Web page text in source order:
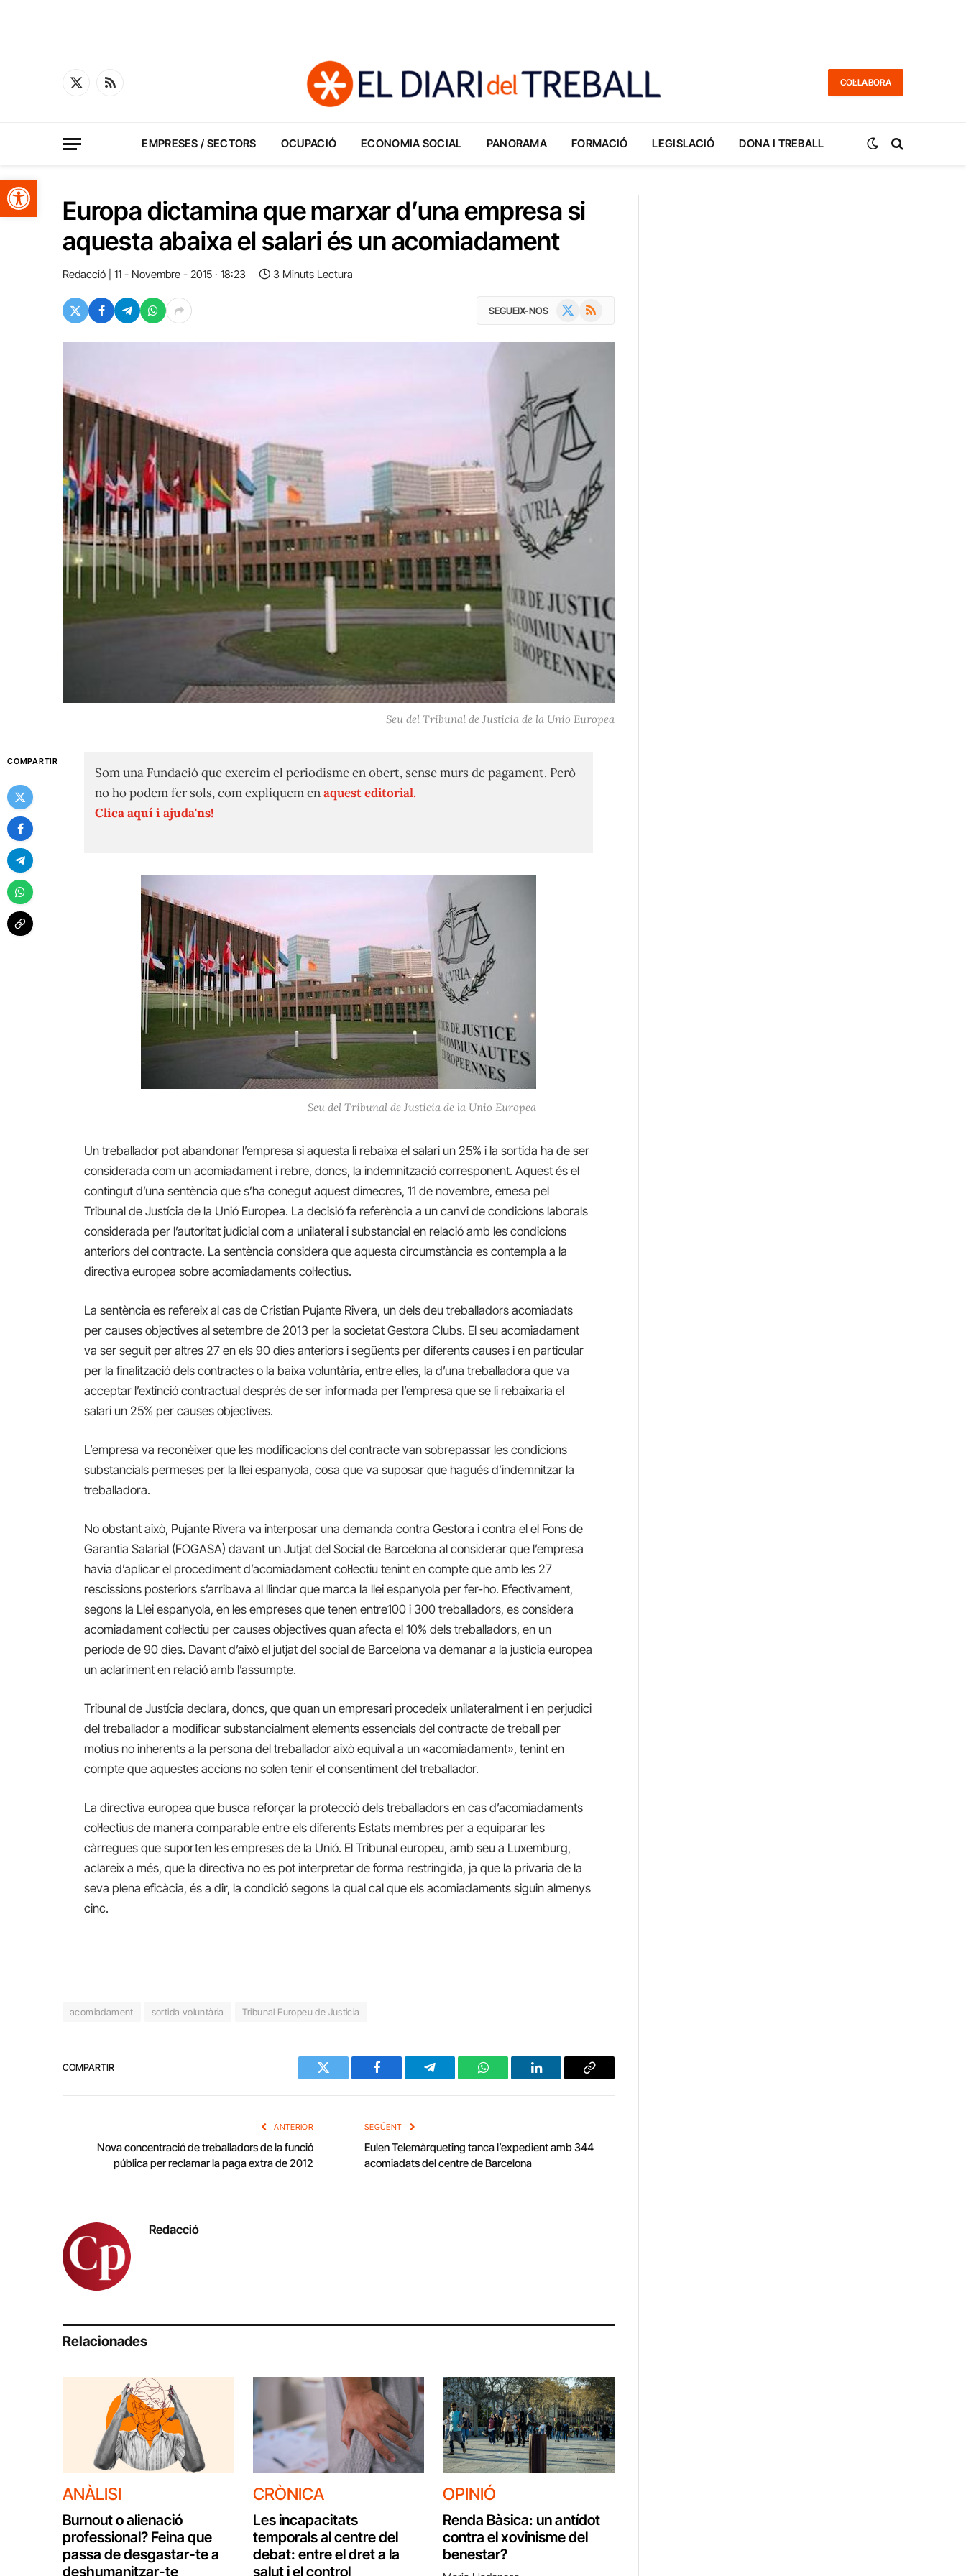
Obre la barra d'eines
X
RSS
COL·LABORA
EMPRESES / SECTORS OCUPACIÓ ECONOMIA SOCIAL PANORAMA FORMACIÓ LEGISLACIÓ DONA I TREBALL
Europa dictamina que marxar d’una empresa si
aquesta abaixa el salari és un acomiadament
Redacció 11 - Novembre - 2015 · 18:23 3 Minuts Lectura
SEGUEIX-NOS RSS
Seu del Tribunal de Justicia de la Unio Europea
COMPARTIR
Som una Fundació que exercim el periodisme en obert, sense murs de pagament. Però
no ho podem fer sols, com expliquem enaquest editorial.
Clica aquí i ajuda'ns!
Seu del Tribunal de Justicia de la Unio Europea
Un treballador pot abandonar l’empresa si aquesta li rebaixa el salari un 25% i la sortida ha de ser
considerada com un acomiadament i rebre, doncs, la indemnització corresponent. Aquest és el
contingut d’una sentència que s’ha conegut aquest dimecres, 11 de novembre, emesa pel
Tribunal de Justícia de la Unió Europea. La decisió fa referència a un canvi de condicions laborals
considerada per l’autoritat judicial com a unilateral i substancial en relació amb les condicions
anteriors del contracte. La sentència considera que aquesta circumstància es contempla a la
directiva europea sobre acomiadaments col·lectius.
La sentència es refereix al cas de Cristian Pujante Rivera, un dels deu treballadors acomiadats
per causes objectives al setembre de 2013 per la societat Gestora Clubs. El seu acomiadament
va ser seguit per altres 27 en els 90 dies anteriors i següents per diferents causes i en particular
per la finalització dels contractes o la baixa voluntària, entre elles, la d’una treballadora que va
acceptar l’extinció contractual després de ser informada per l’empresa que se li rebaixaria el
salari un 25% per causes objectives.
L’empresa va reconèixer que les modificacions del contracte van sobrepassar les condicions
substancials permeses per la llei espanyola, cosa que va suposar que haguésd’indemnitzar la
treballadora.
No obstant això, Pujante Rivera va interposar una demanda contra Gestora icontra elel Fons de
Garantia Salarial (FOGASA)davant un Jutjat del Social de Barcelonaal considerar que l’empresa
haviad’aplicar el procediment d’acomiadament col·lectiu tenint en compte que amb les 27
rescissions posteriors s’arribava al llindar que marca la llei espanyola perfer-ho. Efectivament,
segons la Llei espanyola, en les empreses quetenen entre100 i 300 treballadors,es considera
acomiadament col·lectiu per causes objectivesquan afecta el 10% dels treballadors, en un
període de 90 dies. Davant d’això el jutjat del social de Barcelona va demanar a la justícia europea
un aclariment en relació amb l’assumpte.
Tribunal de Justícia declara, doncs, que quan un empresari procedeix unilateralment i en perjudici
del treballador a modificar substancialment elements essencials del contracte de treball per
motius no inherents a la persona del treballador això equival a un «acomiadament», tenint en
compte que aquestes accions no solen tenir el consentiment del treballador.
La directiva europea que busca reforçar la protecció dels treballadors en cas d’acomiadaments
col·lectius de manera comparable entre els diferents Estats membres per a equiparar les
càrregues que suporten les empreses de la Unió. El Tribunal europeu, amb seu a Luxemburg,
aclareix a més, que la directiva no es pot interpretar de forma restringida, ja que la privaria de la
seva plena eficàcia, és a dir, la condició segons la qual cal que els acomiadaments siguin almenys
cinc.
acomiadament sortida voluntària Tribunal Europeu de Justicia
COMPARTIR
Twitter Facebook Telegram WhatsAppLinkedIn Copy
ANTERIOR
Nova concentració de treballadors de la funció
pública per reclamar la paga extra de 2012
SEGÜENT
Eulen Telemàrqueting tanca l’expedient amb 344
acomiadats del centre de Barcelona
Redacció
Relacionades
ANÀLISI
Burnout o alienació
professional? Feina que
passa de desgastar-te a
deshumanitzar-te
CRÒNICA
Les incapacitats
temporals al centre del
debat: entre el dret a la
salut i el control
OPINIÓ
Renda Bàsica: un antídot
contra el xovinisme del
benestar?